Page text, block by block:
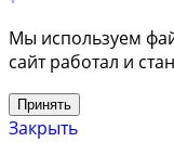
Мы используем
сайт работал и
Принять
Закрыть